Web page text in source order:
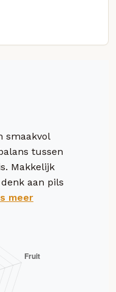
smaakvol
tussen
Makkelijk
aan pils
meer